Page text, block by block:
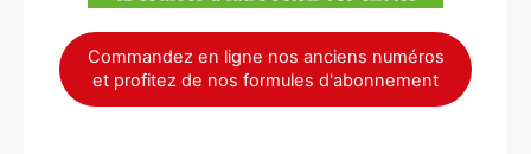
Commandez en ligne nos anciens numéros
et profitez de nos formules d'abonnement
Rechercher